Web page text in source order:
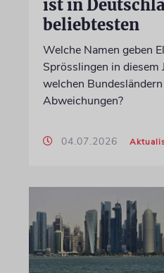
ist in
beliebtesten
Welche Namen geben
Sprösslingen in diesem
welchen
Abweichungen?
04.07.2026